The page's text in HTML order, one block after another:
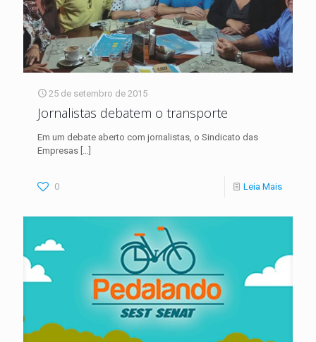
25 de setembro de 2015
Jornalistas debatem o transporte
Em um debate aberto com jornalistas, o Sindicato das
Empresas […]
0 Leia Mais